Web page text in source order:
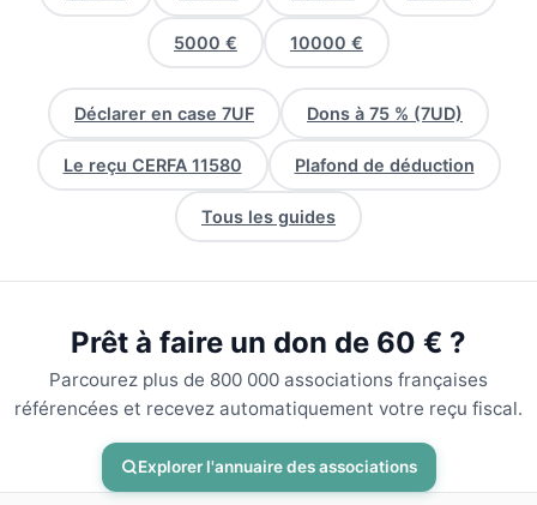
5000 € 10000 €
Déclarer en case 7UF Dons à 75 % (7UD)
Le reçu CERFA 11580 Plafond de déduction
Tous les guides
Prêt à faire un don de 60 € ?
Parcourez plus de 800 000 associations françaises
référencées et recevez automatiquement votre reçu fiscal.
Explorer l'annuaire des associations